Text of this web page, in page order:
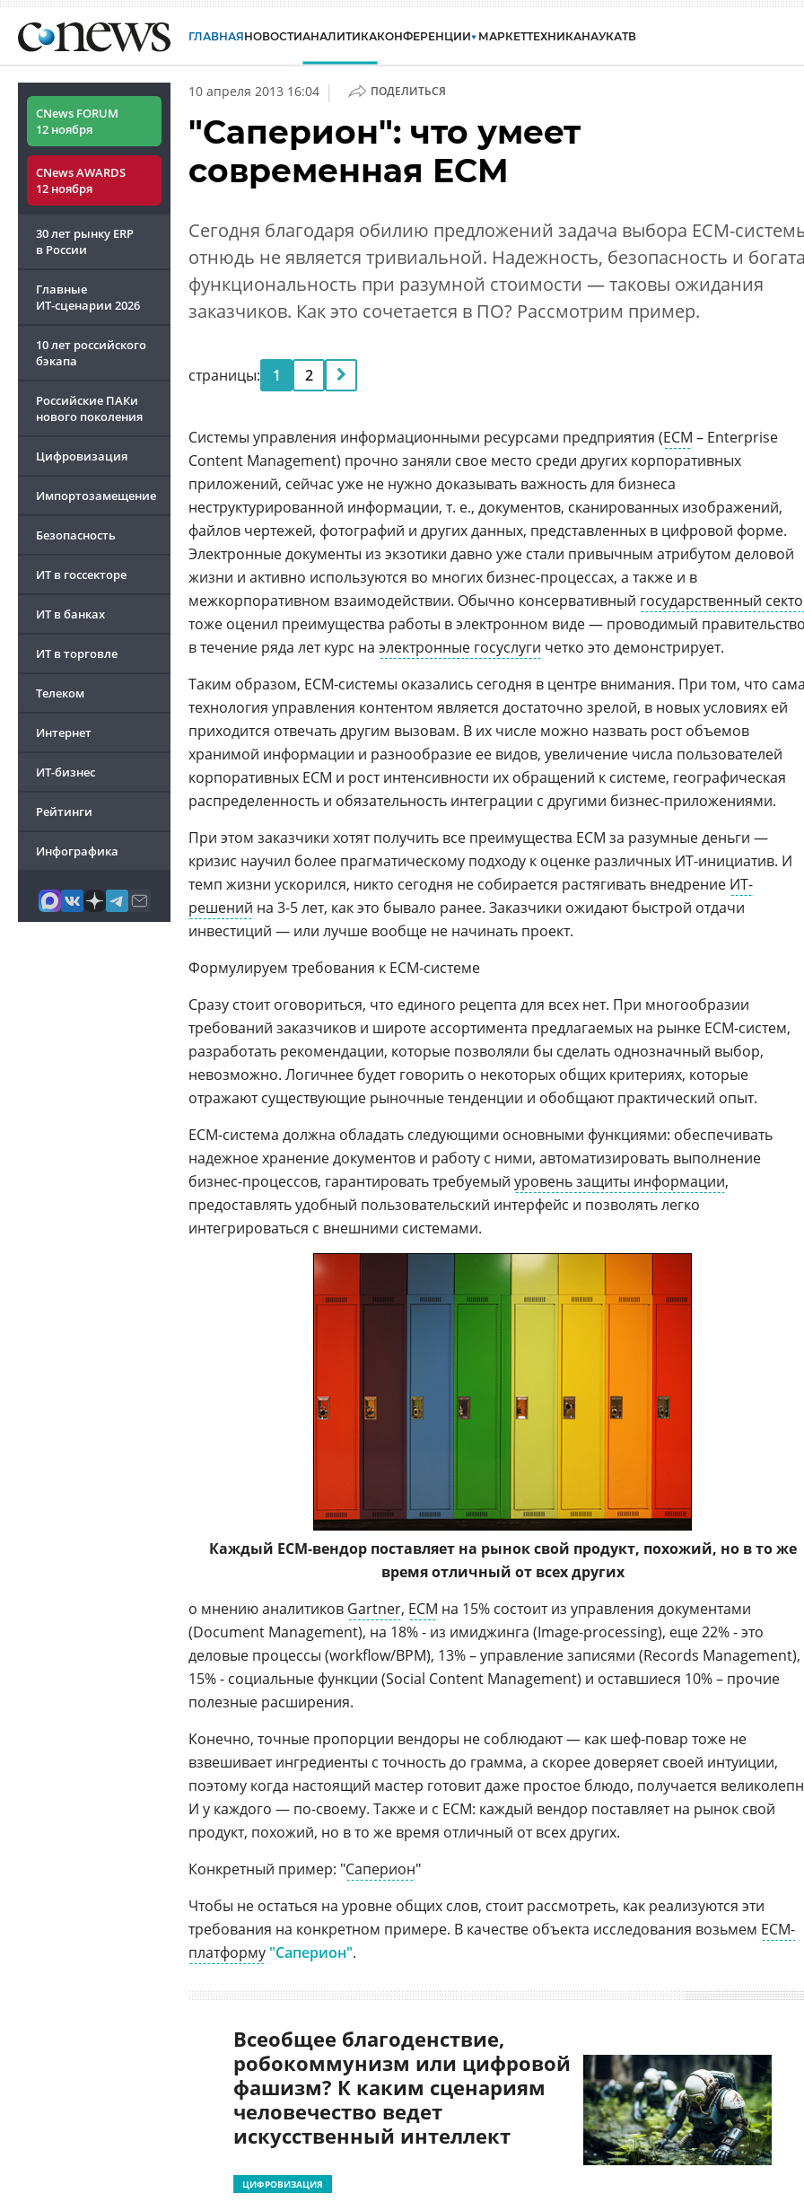
ГЛАВНАЯНОВОСТИАНАЛИТИКАКОНФЕРЕНЦИИ МАРКЕТТЕХНИКАНАУКАТВ
CNews FORUM
12 ноября
CNews AWARDS
12 ноября
30 лет рынку ERP
в России
Главные
ИТ-сценарии 2026
10 лет российского
бэкапа
Российские ПАКи
нового поколения
Цифровизация
Импортозамещение
Безопасность
ИТ в госсекторе
ИТ в банках
ИТ в торговле
Телеком
Интернет
ИТ-бизнес
Рейтинги
Инфографика
10 апреля 2013 16:04 | ПОДЕЛИТЬСЯ
"Саперион": что умеет
современная ЕСМ
Сегодня благодаря обилию предложений задача выбора ECM-
отнюдь не является тривиальной. Надежность, безопасность и
функциональность при разумной стоимости — таковы ожидания
заказчиков. Как это сочетается в ПО? Рассмотрим пример.
страницы: 1 2
Системы управления информационными ресурсами предприятия (ECM – Enterprise
Content Management) прочно заняли свое место среди других корпоративных
приложений, сейчас уже не нужно доказывать важность для бизнеса
неструктурированной информации, т. е., документов, сканированных изображений,
файлов чертежей, фотографий и других данных, представленных в цифровой форме.
Электронные документы из экзотики давно уже стали привычным атрибутом деловой
жизни и активно используются во многих бизнес-процессах, а также и в
межкорпоративном взаимодействии. Обычно консервативный государственный
тоже оценил преимущества работы в электронном виде — проводимый
в течение ряда лет курс на электронные госуслуги четко это демонстрирует.
Таким образом, ECM-системы оказались сегодня в центре внимания. При том, что
технология управления контентом является достаточно зрелой, в новых условиях ей
приходится отвечать другим вызовам. В их числе можно назвать рост объемов
хранимой информации и разнообразие ее видов, увеличение числа пользователей
корпоративных ECM и рост интенсивности их обращений к системе, географическая
распределенность и обязательность интеграции с другими бизнес-приложениями.
При этом заказчики хотят получить все преимущества ECM за разумные деньги —
кризис научил более прагматическому подходу к оценке различных ИТ-инициатив. И
темп жизни ускорился, никто сегодня не собирается растягивать внедрение ИТ-
решений на 3-5 лет, как это бывало ранее. Заказчики ожидают быстрой отдачи
инвестиций — или лучше вообще не начинать проект.
Формулируем требования к ECM-системе
Сразу стоит оговориться, что единого рецепта для всех нет. При многообразии
требований заказчиков и широте ассортимента предлагаемых на рынке ECM-систем,
разработать рекомендации, которые позволяли бы сделать однозначный выбор,
невозможно. Логичнее будет говорить о некоторых общих критериях, которые
отражают существующие рыночные тенденции и обобщают практический опыт.
ECM-система должна обладать следующими основными функциями: обеспечивать
надежное хранение документов и работу с ними, автоматизировать выполнение
бизнес-процессов, гарантировать требуемый уровень защиты информации,
предоставлять удобный пользовательский интерфейс и позволять легко
интегрироваться с внешними системами.
Каждый ЕСМ-вендор поставляет на рынок свой продукт, похожий, но в то же
время отличный от всех других
о мнению аналитиков Gartner, ECM на 15% состоит из управления документами
(Document Management), на 18% - из имиджинга (Image-processing), еще 22% - это
деловые процессы (workflow/BPM), 13% – управление записями (Records Management),
15% - социальные функции (Social Content Management) и оставшиеся 10% – прочие
полезные расширения.
Конечно, точные пропорции вендоры не соблюдают — как шеф-повар тоже не
взвешивает ингредиенты с точность до грамма, а скорее доверяет своей интуиции,
поэтому когда настоящий мастер готовит даже простое блюдо, получается
И у каждого — по-своему. Также и с ECM: каждый вендор поставляет на рынок свой
продукт, похожий, но в то же время отличный от всех других.
Конкретный пример: "Саперион"
Чтобы не остаться на уровне общих слов, стоит рассмотреть, как реализуются эти
требования на конкретном примере. В качестве объекта исследования возьмем ECM-
платформу "Саперион".
Всеобщее благоденствие,
робокоммунизм или цифровой
фашизм? К каким сценариям
человечество ведет
искусственный интеллект
ЦИФРОВИЗАЦИЯ